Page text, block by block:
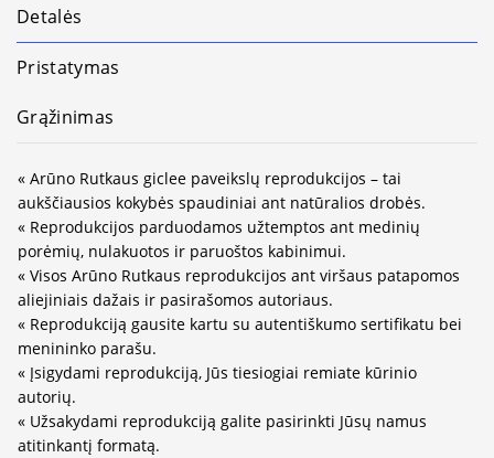
Detalės
Pristatymas
Grąžinimas
« Arūno Rutkaus giclee paveikslų reprodukcijos – tai
aukščiausios kokybės spaudiniai ant natūralios drobės.
« Reprodukcijos parduodamos užtemptos ant medinių
porėmių, nulakuotos ir paruoštos kabinimui.
« Visos Arūno Rutkaus reprodukcijos ant viršaus patapomos
aliejiniais dažais ir pasirašomos autoriaus.
« Reprodukciją gausite kartu su autentiškumo sertifikatu bei
menininko parašu.
« Įsigydami reprodukciją, Jūs tiesiogiai remiate kūrinio
autorių.
« Užsakydami reprodukciją galite pasirinkti Jūsų namus
atitinkantį formatą.